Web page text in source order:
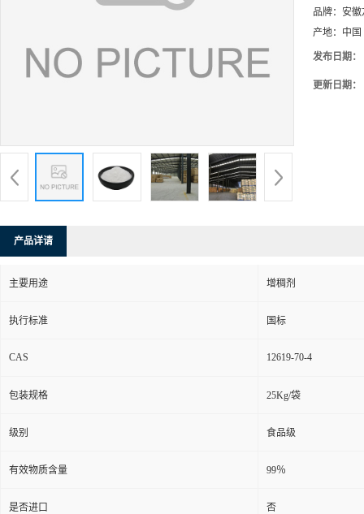
品牌： 安徽
产地： 中国
发布日期：
更新日期：
产品详请
主要用途 增稠剂
执行标准 国标
CAS 12619-70-4
包装规格 25Kg/袋
级别 食品级
有效物质含量 99％
是否进口 否